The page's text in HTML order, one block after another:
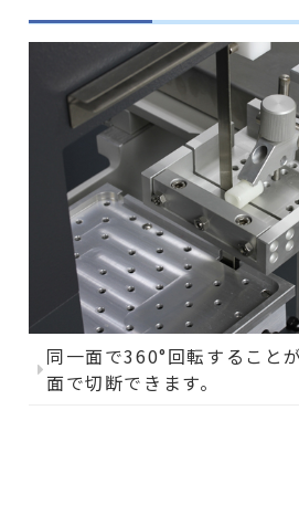
同一面で360°回転すること
面で切断できます。